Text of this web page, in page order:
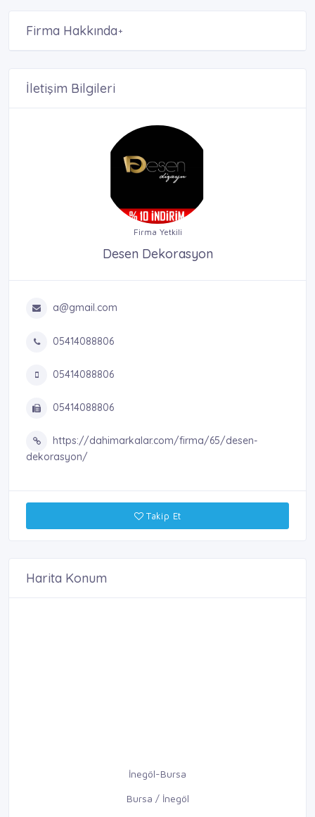
Firma Hakkında+
İletişim Bilgileri
Firma Yetkili
Desen Dekorasyon
a@gmail.com
05414088806
05414088806
05414088806
https://dahimarkalar.com/firma/65/desen-
dekorasyon/
Takip Et
Harita Konum
İnegöl-Bursa
Bursa / İnegöl